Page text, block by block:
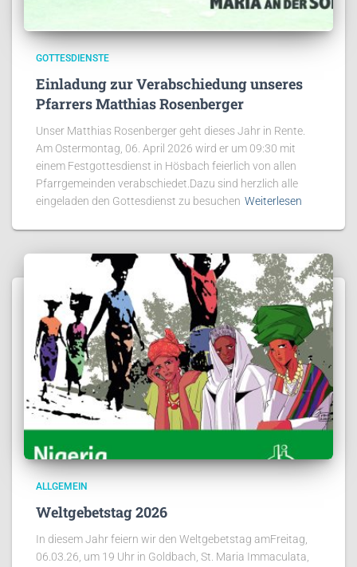
GOTTESDIENSTE
Einladung zur Verabschiedung unseres
Pfarrers Matthias Rosenberger
Unser Matthias Rosenberger geht dieses Jahr in Rente.
Am Ostermontag, 06. April 2026 wird er um 09:30 mit
einem Festgottesdienst in Hösbach feierlich von allen
Pfarrgemeinden verabschiedet.Dazu sind herzlich alle
eingeladen den Gottesdienst zu besuchen Weiterlesen
ALLGEMEIN
Weltgebetstag 2026
In diesem Jahr feiern wir den Weltgebetstag amFreitag,
06.03.26, um 19 Uhr in Goldbach, St. Maria Immaculata,